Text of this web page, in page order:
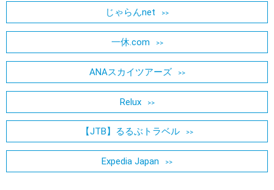
じゃらんnet
一休.com
ANAスカイツアーズ
Relux
【JTB】るるぶトラベル
Expedia Japan